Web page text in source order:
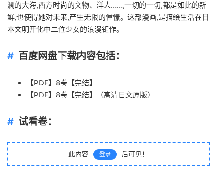
濶的大海,西方时尚的文物、洋人……,一切的一切,都是如此的新
鲜,也使得她对未来,产生无限的憧憬。这部漫画,是描绘生活在日
本文明开化中二位少女的浪漫钜作。
百度网盘下载内容包括：
【PDF】8卷【完结】
【PDF】8卷【完结】（高清日文原版）
试看卷：
此内容 登录 后可见！